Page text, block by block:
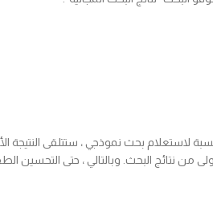
أقل بشكل ملحوظ. فقط 2-3٪ من الباحثين ينقرون فوق الصفحة الأولى من نتائج البحث.